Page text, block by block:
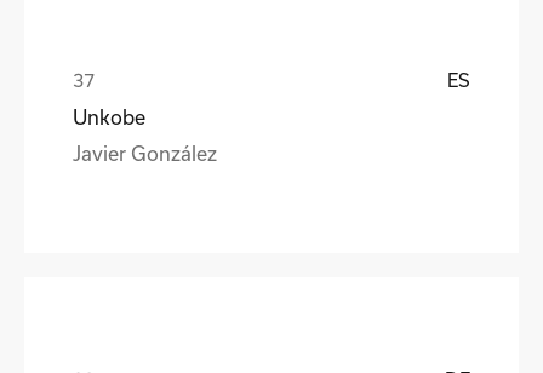
ES
Unkobe
Javier González